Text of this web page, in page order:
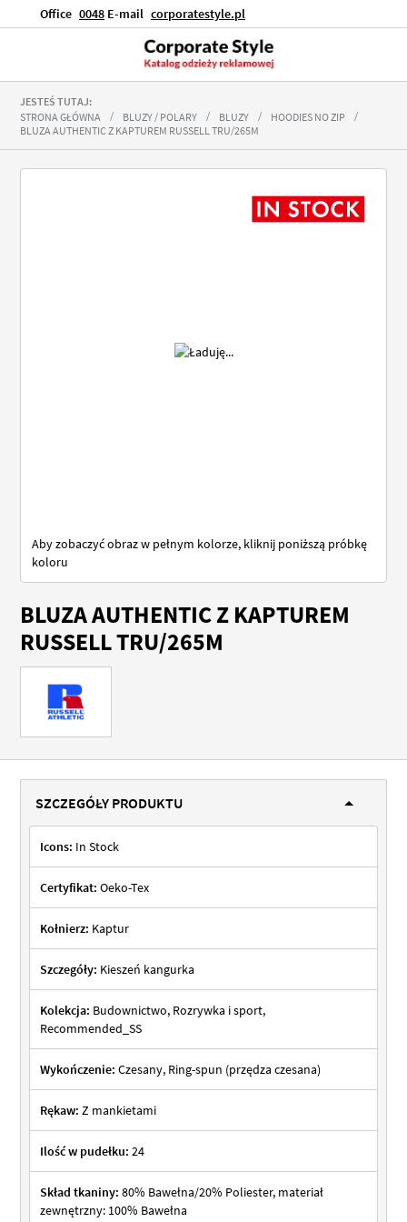
Office 0048 E-mail corporatestyle.pl
JESTEŚ TUTAJ:
STRONA GŁÓWNA
BLUZY / POLARY BLUZY
HOODIES NO ZIP
BLUZA AUTHENTIC Z KAPTUREM RUSSELL TRU/265M
BLUZA AUTHENTIC Z KAPTUREM
RUSSELL TRU/265M
Aby zobaczyć obraz w pełnym kolorze, kliknij poniższą próbkę
koloru
na
początek
galerii
SZCZEGÓŁY PRODUKTU
Icons: In Stock
Certyfikat: Oeko-Tex
Kołnierz: Kaptur
Szczegóły: Kieszeń kangurka
Kolekcja: Budownictwo, Rozrywka i sport,
Recommended_SS
Wykończenie: Czesany, Ring-spun (przędza czesana)
Rękaw: Z mankietami
Ilość w pudełku: 24
Skład tkaniny: 80% Bawełna/20% Poliester, materiał
zewnętrzny: 100% Bawełna